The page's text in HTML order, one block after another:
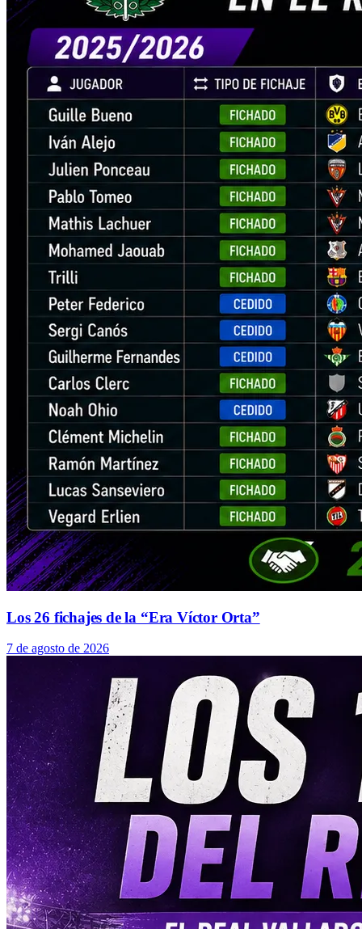
Los 26 fichajes de la “Era Víctor Orta”
7 de agosto de 2026